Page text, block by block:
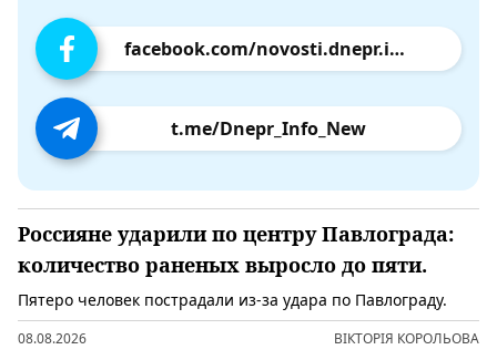
facebook.com/novosti.dnepr.info
t.me/Dnepr_Info_New
Россияне ударили по центру Павлограда:
количество раненых выросло до пяти.
Пятеро человек пострадали из-за удара по Павлограду.
08.08.2026 ВІКТОРІЯ КОРОЛЬОВА